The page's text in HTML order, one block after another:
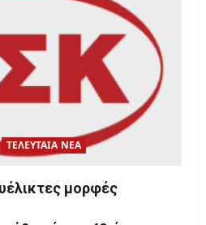
ΤΕΛΕΥΤΑΙΑ ΝΕΑ
μορφές